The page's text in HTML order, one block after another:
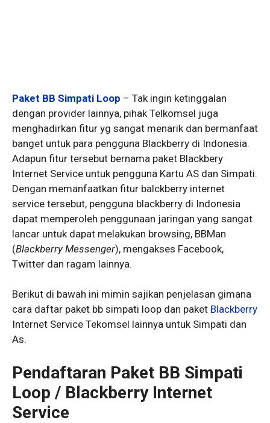
Paket BB Simpati Loop – Tak ingin ketinggalan
dengan provider lainnya, pihak Telkomsel juga
menghadirkan fitur yg sangat menarik dan bermanfaat
banget untuk para pengguna Blackberry di Indonesia.
Adapun fitur tersebut bernama paket Blackbery
Internet Service untuk pengguna Kartu AS dan Simpati.
Dengan memanfaatkan fitur balckberry internet
service tersebut, pengguna blackberry di Indonesia
dapat memperoleh penggunaan jaringan yang sangat
lancar untuk dapat melakukan browsing, BBMan
(Blackberry Messenger), mengakses Facebook,
Twitter dan ragam lainnya.
Berikut di bawah ini mimin sajikan penjelasan gimana
cara daftar paket bb simpati loop dan paket Blackberry
Internet Service Tekomsel lainnya untuk Simpati dan
As.
Pendaftaran Paket BB Simpati
Loop / Blackberry Internet
Service